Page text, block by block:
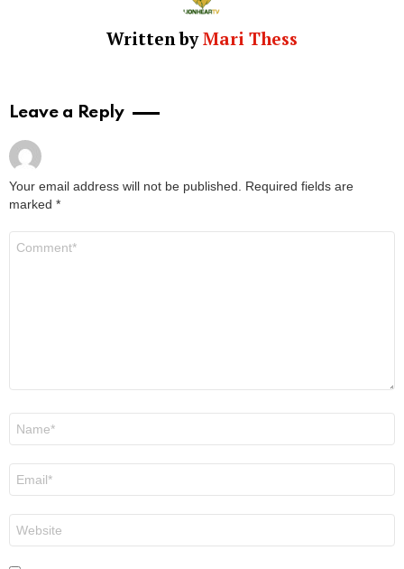
Written byMari Thess
Leave a Reply
Your email address will not be published.
Required fields are
marked *